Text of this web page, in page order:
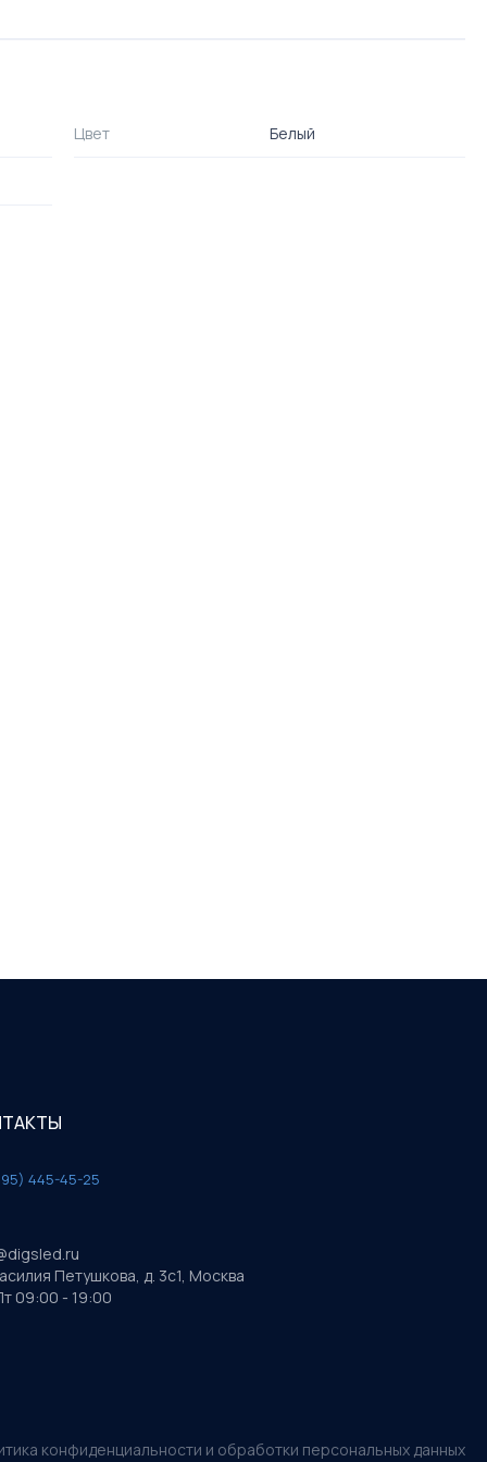
Цвет Белый
445-45-25
Петушкова, д. 3с1, Москва
09:00 - 19:00
конфиденциальности и обработки персональных данных